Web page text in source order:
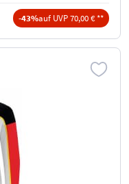
-43%auf UVP 70,00 € **